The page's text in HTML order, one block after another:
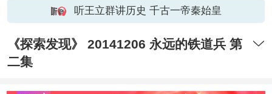
听王立群讲历史 千古一帝秦始皇
《探索发现》 20141206 永远的铁道兵 第
二集